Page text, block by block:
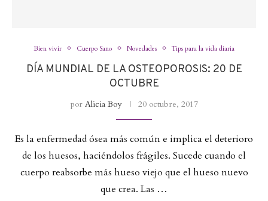
Bien vivir Cuerpo Sano Novedades Tips para la vida diaria
DÍA MUNDIAL DE LA OSTEOPOROSIS: 20 DE
OCTUBRE
por Alicia Boy 20 octubre, 2017
Es la enfermedad ósea más común e implica el deterioro
de los huesos, haciéndolos frágiles. Sucede cuando el
cuerpo reabsorbe más hueso viejo que el hueso nuevo
que crea. Las …